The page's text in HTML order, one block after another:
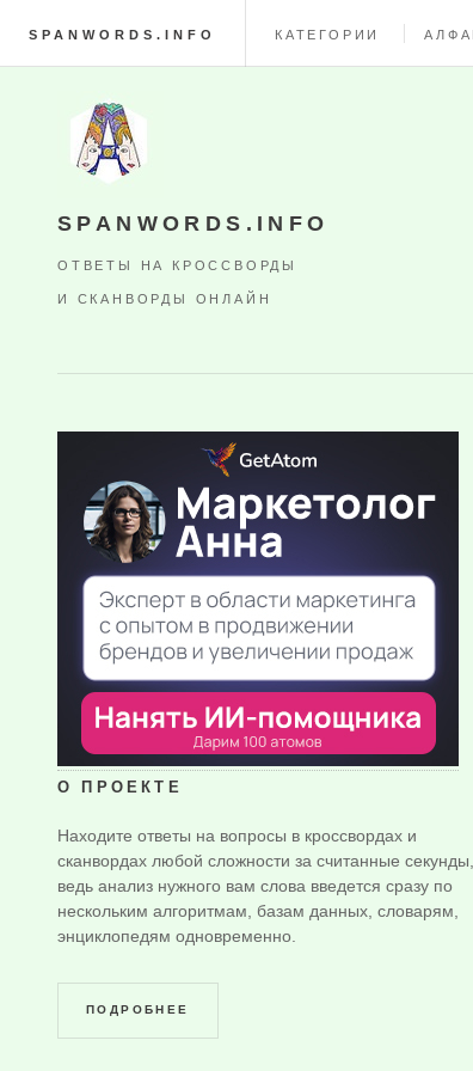
SPANWORDS.INFO КАТЕГОРИИ
SPANWORDS.INFO
ОТВЕТЫ НА КРОССВОРДЫ
И СКАНВОРДЫ ОНЛАЙН
О ПРОЕКТЕ
Находите ответы на вопросы в кроссвордах и
сканвордах любой сложности за считанные секунды,
ведь анализ нужного вам слова введется сразу по
нескольким алгоритмам, базам данных, словарям,
энциклопедям одновременно.
ПОДРОБНЕЕ